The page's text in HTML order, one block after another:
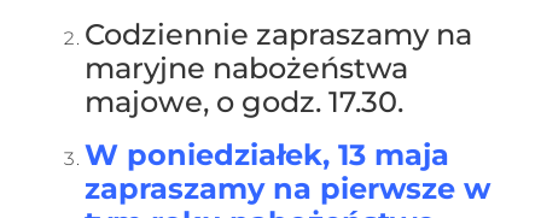
Codziennie zapraszamy na
maryjne nabożeństwa
majowe, o godz. 17.30.
W poniedziałek, 13 maja
zapraszamy na pierwsze w